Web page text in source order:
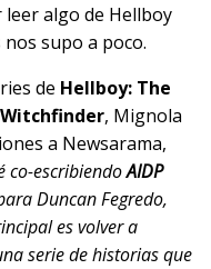
algo de Hellboy
supo a poco.
de Hellboy: The
Witchfinder, Mignola
a Newsarama,
co-escribiendoAIDP
Duncan Fegredo,
es volver a
serie de historias que